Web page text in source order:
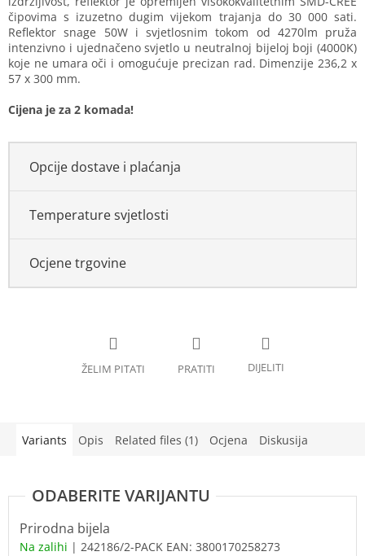
čipovima s izuzetno dugim vijekom trajanja do 30 000 sati.
Reflektor snage 50W i svjetlosnim tokom od 4270lm pruža
intenzivno i ujednačeno svjetlo u neutralnoj bijeloj boji (4000K)
koje ne umara oči i omogućuje precizan rad. Dimenzije 236,2 x
57 x 300 mm.
Cijena je za 2 komada!
Opcije dostave i plaćanja
Temperature svjetlosti
Ocjene trgovine
Variants Opis Related files (1) Ocjena Diskusija
Prirodna bijela
Na zalihi | 242186/2-PACK EAN: 3800170258273